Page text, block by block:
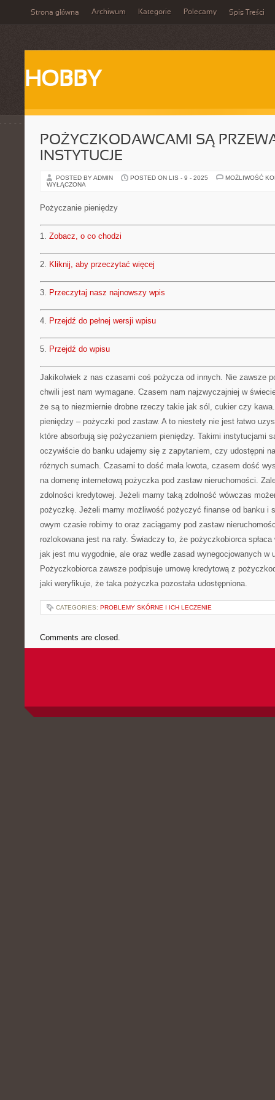
Strona główna Archiwum Kategorie Polecamy Spis Treści
HOBBY
POŻYCZKODAWCAMI SĄ
INSTYTUCJE
POSTED BY ADMIN POSTED ON LIS - 9 - 2025
MOŻLIWOŚĆ
WYŁĄCZONA
Pożyczanie pieniędzy
1. Zobacz, o co chodzi
2. Kliknij, aby przeczytać więcej
3. Przeczytaj nasz najnowszy wpis
4. Przejdź do pełnej wersji wpisu
5. Przejdź do wpisu
Jakikolwiek z nas czasami coś pożycza od innych. Nie zawsze
chwili jest nam wymagane. Czasem nam najzwyczajniej w
że są to niezmiernie drobne rzeczy takie jak sól, cukier czy
pieniędzy – pożyczki pod zastaw. A to niestety nie jest łatwo
które absorbują się pożyczaniem pieniędzy. Takimi instytucjami
oczywiście do banku udajemy się z zapytaniem, czy udostępni
różnych sumach. Czasami to dość mała kwota, czasem dość
na domenę internetową pożyczka pod zastaw nieruchomości.
zdolności kredytowej. Jeżeli mamy taką zdolność wówczas
pożyczkę. Jeżeli mamy możliwość pożyczyć finanse od banku i
owym czasie robimy to oraz zaciągamy pod zastaw
rozlokowana jest na raty. Świadczy to, że pożyczkobiorca spłaca
jak jest mu wygodnie, ale oraz wedle zasad wynegocjowanych w
Pożyczkobiorca zawsze podpisuje umowę kredytową z
jaki weryfikuje, że taka pożyczka pozostała udostępniona.
CATEGORIES: PROBLEMY SKÓRNE I ICH LECZENIE
Comments are closed.